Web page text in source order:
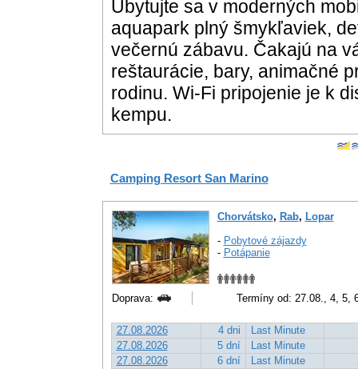
Ubytujte sa v moderných
aquapark plný šmykľaviek,
večernú zábavu. Čakajú na
reštaurácie, bary, animačné
rodinu. Wi-Fi pripojenie je k
kempu.
Camping Resort San Marino
Chorvátsko, Rab, Lopar
- Pobytové zájazdy
- Potápanie
Doprava: Termíny od: 27.08., 4, 5,
27.08.2026 4 dni Last Minute
27.08.2026
5 dní Last Minute
27.08.2026
6 dní Last Minute